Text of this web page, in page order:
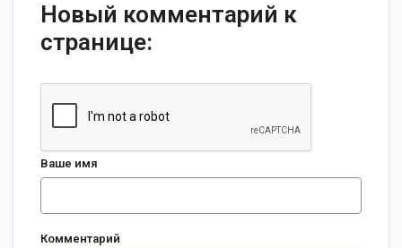
Новый комментарий к
странице:
Ваше имя
Комментарий